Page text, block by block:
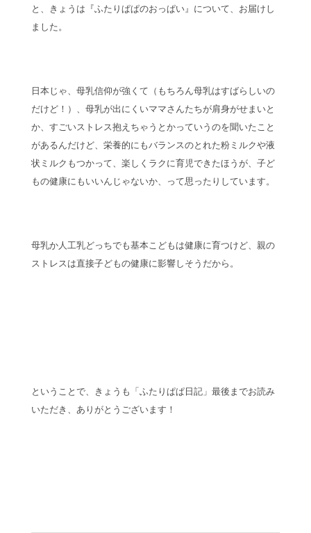
と、きょうは『ふたりぱぱのおっぱい』について、お届けし
ました。
日本じゃ、母乳信仰が強くて（もちろん母乳はすばらしいの
だけど！）、母乳が出にくいママさんたちが肩身がせまいと
か、すごいストレス抱えちゃうとかっていうのを聞いたこと
があるんだけど、栄養的にもバランスのとれた粉ミルクや液
状ミルクもつかって、楽しくラクに育児できたほうが、子ど
もの健康にもいいんじゃないか、って思ったりしています。
母乳か人工乳どっちでも基本こどもは健康に育つけど、親の
ストレスは直接子どもの健康に影響しそうだから。
ということで、きょうも「ふたりぱぱ日記」最後までお読み
いただき、ありがとうございます！